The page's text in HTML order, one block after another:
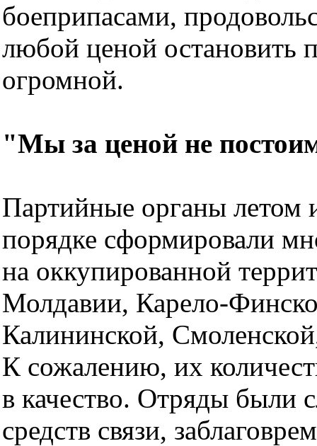
боеприпасами,
любой ценой остановить
огромной.
"Мы за ценой не
Партийные органы летом
порядке сформировали
на оккупированной
Молдавии, Карело-
Калининской,
К сожалению, их
в качество. Отряды были
средств связи,